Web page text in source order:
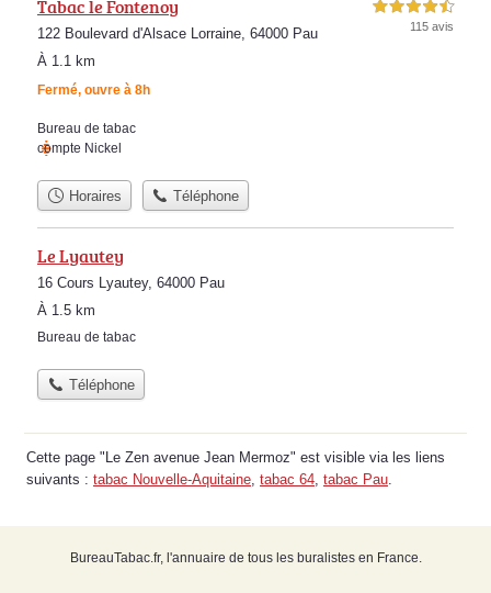
Tabac le Fontenoy
122 Boulevard d'Alsace Lorraine, 64000 Pau
À 1.1 km
Fermé, ouvre à 8h
4,5 étoiles sur 5
115 avis
Bureau de tabac
compte Nickel
Horaires Téléphone
Le Lyautey
16 Cours Lyautey, 64000 Pau
À 1.5 km
Bureau de tabac
Téléphone
Cette page "Le Zen avenue Jean Mermoz" est visible via les liens
suivants : tabac Nouvelle-Aquitaine, tabac 64, tabac Pau.
BureauTabac.fr, l'annuaire de tous les buralistes en France.